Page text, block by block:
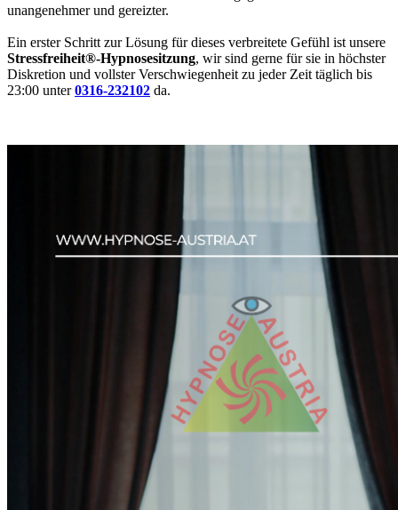
unangenehmer und gereizter.
Ein erster Schritt zur Lösung für dieses verbreitete Gefühl ist unsere
Stressfreiheit®-Hypnosesitzung, wir sind gerne für sie in höchster
Diskretion und vollster Verschwiegenheit zu jeder Zeit täglich bis
23:00 unter 0316-232102 da.